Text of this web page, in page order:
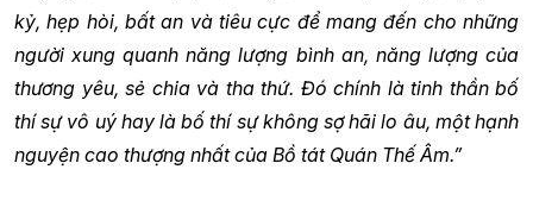
kỷ, hẹp hòi, bất an và tiêu cực để mang đến cho những
người xung quanh năng lượng bình an, năng lượng của
thương yêu, sẻ chia và tha thứ. Đó chính là tinh thần bố
thí sự vô uý hay là bố thí sự không sợ hãi lo âu, một hạnh
nguyện cao thượng nhất của Bồ tát Quán Thế Âm.”